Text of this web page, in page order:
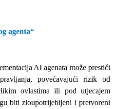
agenta“
AI agenata može prestići
povećavajući rizik od
ovlastima ili pod utjecajem
biti zloupotrijebljeni i pretvoreni